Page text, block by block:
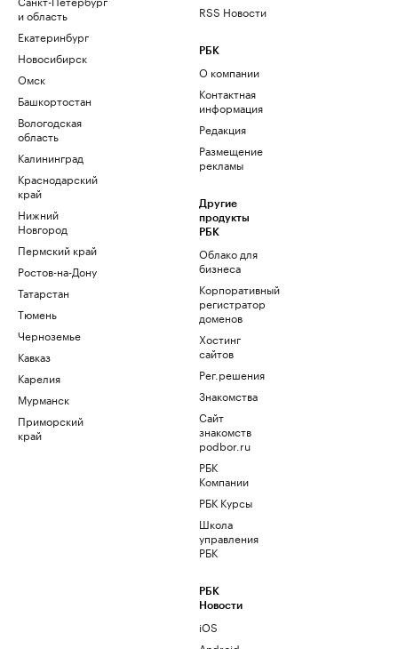
и область
Екатеринбург
Новосибирск
Омск
Башкортостан
Вологодская
область
Калининград
Краснодарский
край
Нижний
Новгород
Пермский край
Ростов-на-Дону
Татарстан
Тюмень
Черноземье
Кавказ
Карелия
Мурманск
Приморский
край
RSS Новости
РБК
О компании
Контактная
информация
Редакция
Размещение
рекламы
Другие
продукты
РБК
Облако для
бизнеса
Корпоративный
регистратор
доменов
Хостинг
сайтов
Рег.решения
Знакомства
Сайт
знакомств
podbor.ru
РБК
Компании
РБК Курсы
Школа
управления
РБК
РБК
Новости
iOS